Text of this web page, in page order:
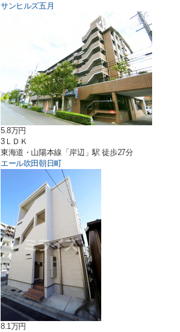
サンヒルズ五月
5.8万円
3ＬＤＫ
東海道・山陽本線「岸辺」駅 徒歩27分
エール吹田朝日町
8.1万円